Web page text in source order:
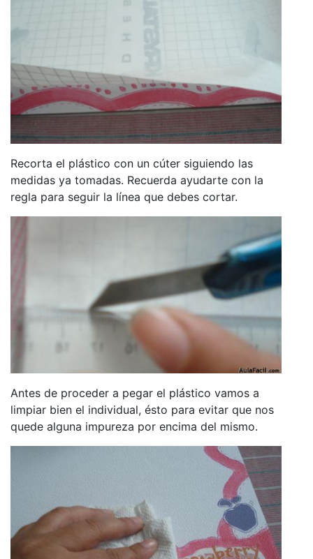
Recorta el plástico con un cúter siguiendo las
medidas ya tomadas. Recuerda ayudarte con la
regla para seguir la línea que debes cortar.
Antes de proceder a pegar el plástico vamos a
limpiar bien el individual, ésto para evitar que nos
quede alguna impureza por encima del mismo.